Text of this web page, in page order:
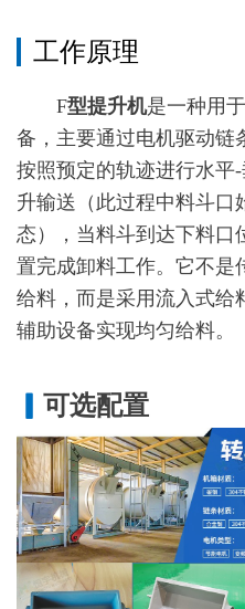
工作原理
F型提升机是一种用
备，主要通过电机驱动链
按照预定的轨迹进行水平
升输送（此过程中料斗口
态），当料斗到达下料口
置完成卸料工作。它不是
给料，而是采用流入式给
辅助设备实现均匀给料。
可选配置